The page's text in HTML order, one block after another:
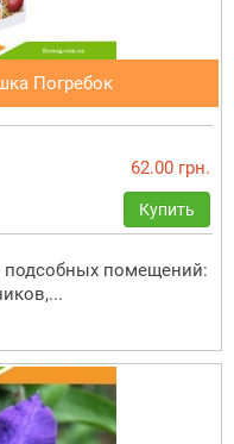
Погребок
62.00 грн.
Купить
помещений: